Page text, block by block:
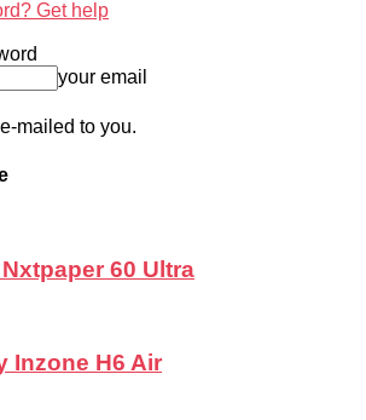
Get help
your email
mailed to you.
60 Ultra
Inzone H6 Air